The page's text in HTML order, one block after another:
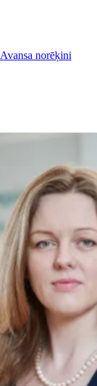
Avansa norēķini